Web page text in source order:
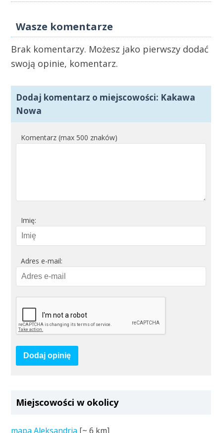
Wasze komentarze
Brak komentarzy. Możesz jako pierwszy dodać
swoją opinie, komentarz.
Dodaj komentarz o miejscowości: Kakawa
Nowa
Komentarz (max 500 znaków)
Imię:
Adres e-mail:
Dodaj opinię
Miejscowości w okolicy
mapa Aleksandria [~6 km]